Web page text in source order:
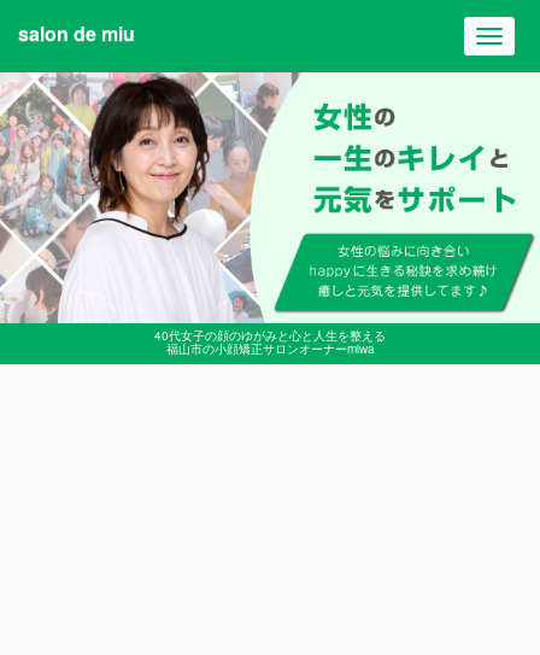
40代女子の顔のゆがみと心と人生を整える
福山市の小顔矯正サロンオーナーmiwa
salon de miu